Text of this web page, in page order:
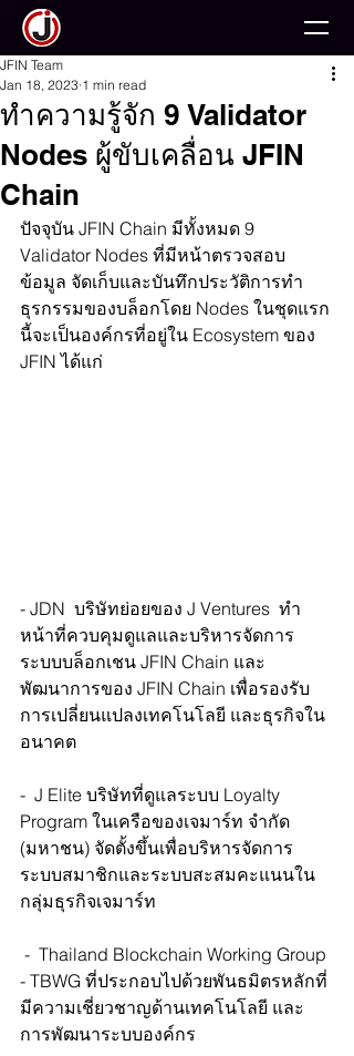
ทำความรู้จัก 9 Validator
Nodes ผู้ขับเคลื่อน JFIN
Chain
JFIN Team
Jan 18, 2023 1 min read
ปัจจุบัน JFIN Chain มีทั้งหมด 9
Validator Nodes ที่มีหน้าตรวจสอบ
ข้อมูล จัดเก็บและบันทึกประวัติการทำ
ธุรกรรมของบล็อกโดย Nodes ในชุดแรก
นี้จะเป็นองค์กรที่อยู่ใน Ecosystem ของ
JFIN ได้แก่
- JDN  บริษัทย่อยของ J Ventures  ทำ
หน้าที่ควบคุมดูแลและบริหารจัดการ
ระบบบล็อกเชน JFIN Chain และ
พัฒนาการของ JFIN Chain เพื่อรองรับ
การเปลี่ยนแปลงเทคโนโลยี และธุรกิจใน
อนาคต
-  J Elite บริษัทที่ดูแลระบบ Loyalty
Program ในเครือของเจมาร์ท จำกัด
(มหาชน) จัดตั้งขึ้นเพื่อบริหารจัดการ
ระบบสมาชิกและระบบสะสมคะแนนใน
กลุ่มธุรกิจเจมาร์ท
- TBWG ที่ประกอบไปด้วยพันธมิตรหลักที่
มีความเชี่ยวชาญด้านเทคโนโลยี และ
การพัฒนาระบบองค์กร